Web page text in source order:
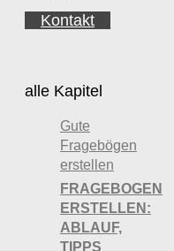
Kontakt
alle Kapitel
Gute
Fragebögen
erstellen
FRAGEBOGEN
ERSTELLEN:
ABLAUF,
TIPPS